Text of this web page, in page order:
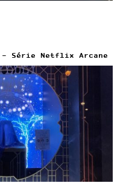
Série Netflix Arcane